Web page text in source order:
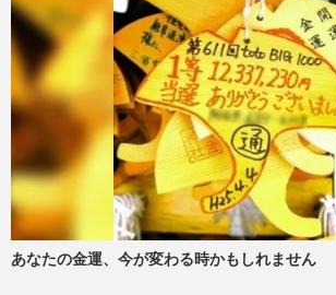
あなたの金運、今が変わる時かもしれません